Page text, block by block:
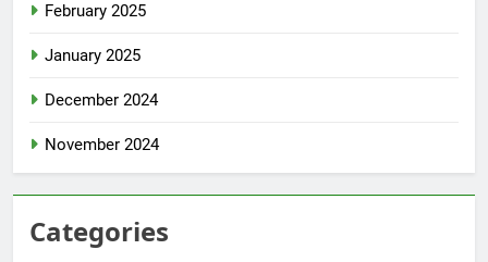
February 2025
January 2025
December 2024
November 2024
Categories